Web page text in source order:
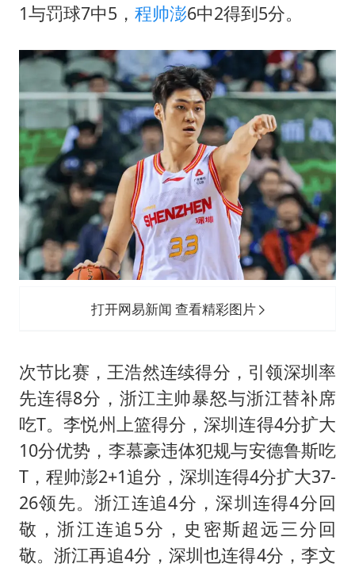
1与罚球7中5， 程帅澎6中2得到5分。
打开网易新闻 查看精彩图片
次节比赛，王浩然连续得分，引领深圳率
先连得8分，浙江主帅暴怒与浙江替补席
吃T。李悦州上篮得分，深圳连得4分扩大
10分优势，李慕豪违体犯规与安德鲁斯吃
T，程帅澎2+1追分，深圳连得4分扩大37-
26领先。浙江连追4分，深圳连得4分回
敬，浙江连追5分，史密斯超远三分回
敬。浙江再追4分，深圳也连得4分，李文